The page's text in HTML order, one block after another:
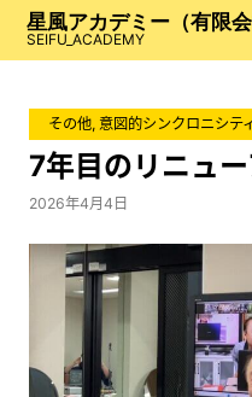
星風アカデミー（有限会
SEIFU_ACADEMY
その他, 意図的シンクロニシテ
7年目のリニュ
2026年4月4日